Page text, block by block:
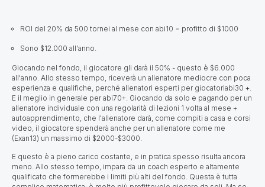
ROI del 20% da 500 tornei al mese con abi10 = profitto di $1000
Sono $12.000 all'anno.
Giocando nel fondo, il giocatore gli darà il 50% - questo è $6.000
all'anno. Allo stesso tempo, riceverà un allenatore mediocre con poca
esperienza e qualifiche, perché allenatori esperti per giocatoriabi30 +.
E il meglio in generale per abi70+. Giocando da solo e pagando per un
allenatore individuale con una regolarità di lezioni 1 volta al mese +
autoapprendimento, che l'allenatore darà, come compiti a casa e corsi
video, il giocatore spenderà anche per un allenatore come me
(Exan13) un massimo di $2000-$3000.
E questo è a pieno carico costante, e in pratica spesso risulta ancora
meno. Allo stesso tempo, impara da un coach esperto e altamente
qualificato che formerebbe i limiti più alti del fondo. Questa è tutta